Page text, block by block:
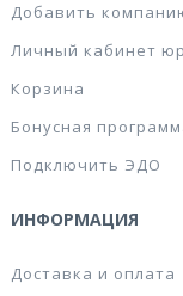
Добавить
Личный кабинет
Корзина
Бонусная
Подключить ЭДО
ИНФОРМАЦИЯ
Доставка и оплата